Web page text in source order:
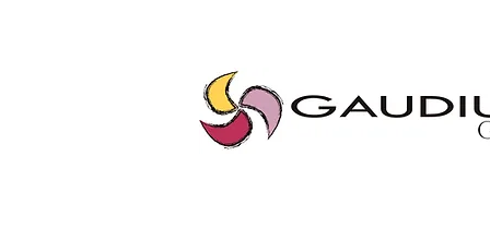
"Gaudium, Eventos Corporativos, Wedding Planner, Eventos, Quito"